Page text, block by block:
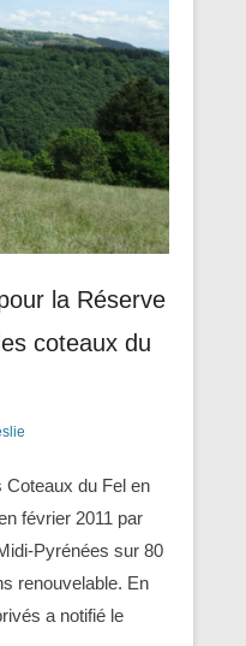
la Réserve
coteaux du
du Fel en
février 2011 par
Pyrénées sur 80
renouvelable. En
a notifié le